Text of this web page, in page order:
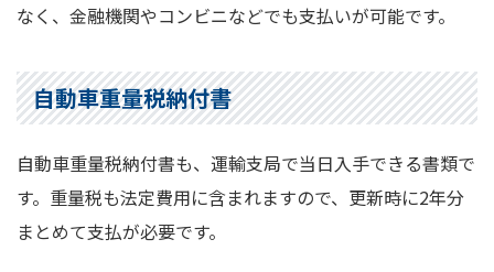
なく、金融機関やコンビニなどでも支払いが可能です。
自動車重量税納付書
自動車重量税納付書も、運輸支局で当日入手できる書類で
す。重量税も法定費用に含まれますので、更新時に2年分
まとめて支払が必要です。